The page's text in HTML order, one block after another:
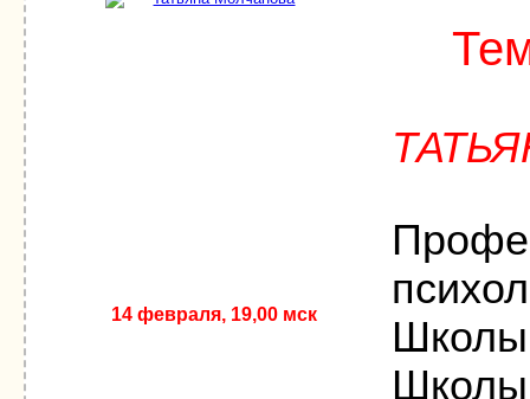
14 февраля, 19,00 мск
Школы